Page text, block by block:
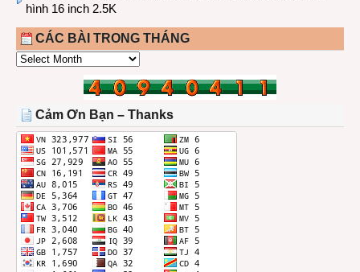
hình 16 inch 2.5K
CÁC BÀI TRONG THÁNG
CÁC
THÁNG
Cảm Ơn Bạn – Thanks